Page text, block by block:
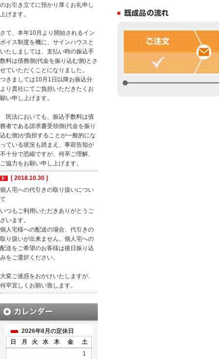
のお引き立てに預かり厚くお礼申し
上げます。
さて、本年10月より開始されるイン
ボイス制度を機に、サインハウスと
いたしましては、支払い時の振込手
数料は債務側(代金を振り込む側)とさ
せていただくことになりました。
つきましては10月1日以降お振込分
より貴社にてご負担いただきたくお
願い申し上げます。
民法においても、振込手数料は債
務者である請求書受領側(代金を振り
込む側)が負担することが一般的にな
っている状況も踏まえ、事前告知が
不十分で恐縮ですが、何卒ご理解、
ご協力をお願い申し上げます。
[ 2018.10.30 ]
個人宅への代引きの取り扱いについ
て
いつもご利用いただきありがとうご
ざいます。
個人宅様への配送の場合、代引きの
取り扱いが出来ません。個人宅への
配送をご希望のお客様は後日振り込
みをご選択ください。
大変ご迷惑をおかけいたしますが、
何卒宜しくお願い致します。
2026年8月の定休日
日
月 火 水 木 金
土
1